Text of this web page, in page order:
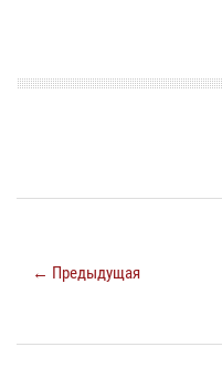
← Предыдущая